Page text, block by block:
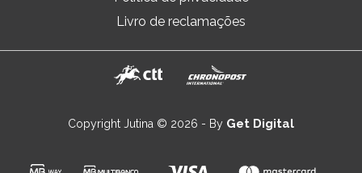
Livro de reclamações
Copyright Jutina © 2026 - By Get Digital